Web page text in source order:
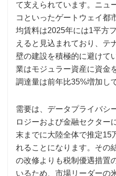
て支えられています。ニュ
コといったゲートウェイ都
均賃料は2025年には1平方
えると見込まれており、テ
壁の建設を積極的に避けて
業はモジュラー資産に資金
調達量は前年比35%増加し
需要は、データプライバシ
ロジーおよび金融セクター
末までに大陸全体で推定15
れることになります。その
の改修よりも税制優遇措置
いるため、市場リーダーの